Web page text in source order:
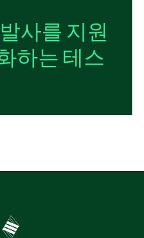
사를 지원
하는 테스